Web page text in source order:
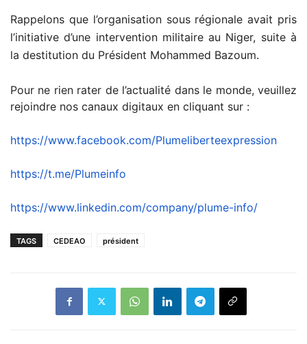
Rappelons que l’organisation sous régionale avait pris
l’initiative d’une intervention militaire au Niger, suite à
la destitution du Président Mohammed Bazoum.
Pour ne rien rater de l’actualité dans le monde, veuillez
rejoindre nos canaux digitaux en cliquant sur :
https://www.facebook.com/Plumeliberteexpression
https://t.me/Plumeinfo
https://www.linkedin.com/company/plume-info/
TAGS CEDEAO président